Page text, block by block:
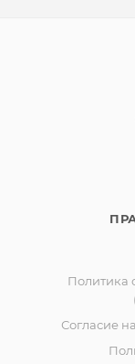
Политика
Согласие